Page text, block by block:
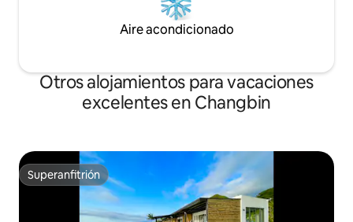
Aire acondicionado
Otros alojamientos para vacaciones
excelentes en Changbin
Superanfitrión
Superanfitrión